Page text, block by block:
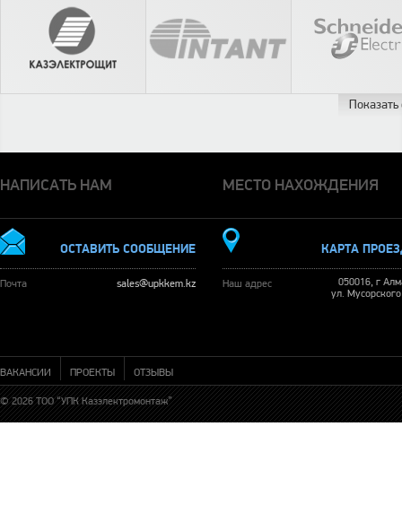
НАПИСАТЬ НАМ МЕСТО НАХОЖДЕНИЯ
ОСТАВИТЬ СООБЩЕНИЕ
Почта sales@upkkem.kz
КАРТА
Наш адрес
050016, г
ул.
ВАКАНСИИ ПРОЕКТЫ ОТЗЫВЫ
© 2026 ТОО “УПК Казэлектромонтаж”